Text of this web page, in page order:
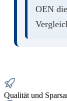
OEN
Qualität und